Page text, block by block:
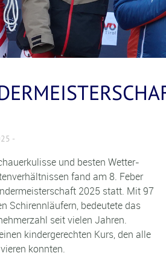
und besten Wetter-
fand am 8. Feber
2025 statt. Mit 97
Schirennläufern, bedeutete das
seit vielen Jahren.
kindergerechten Kurs, den alle
konnten.